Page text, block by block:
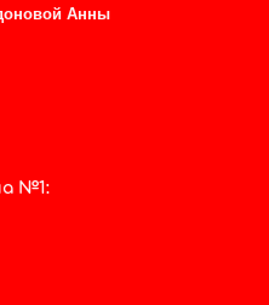
Анны
№1: